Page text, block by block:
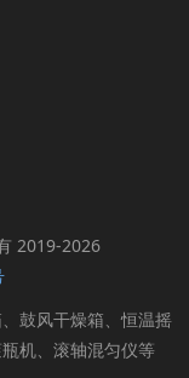
2019-2026
鼓风干燥箱、恒温摇
机、滚轴混匀仪等